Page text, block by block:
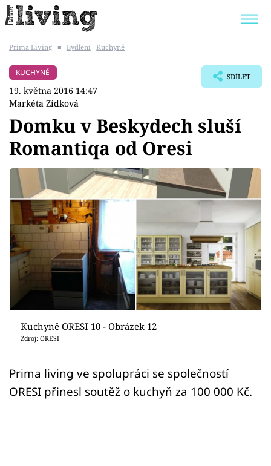
BYDLENÍ SLAVNÝCH
Témata
Bydlení
Zahrada
Design
Sledujte prima+
Přihlášení
Prima Living ■ Bydlení Kuchyně
KUCHYNĚ
19. května 2016 14:47
Markéta Zídková
SDÍLET
Domku v Beskydech sluší
Romantiqa od Oresi
Kuchyně ORESI 10 - Obrázek 12
Zdroj: ORESI
Prima living ve spolupráci se společností
ORESI přinesl soutěž o kuchyň za 100 000 Kč.